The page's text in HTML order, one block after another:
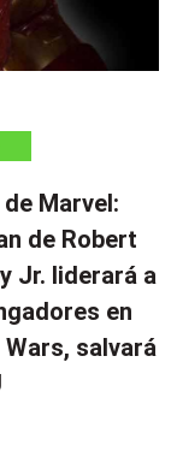
Marvel:
de Robert
Jr. liderará a
en
salvará